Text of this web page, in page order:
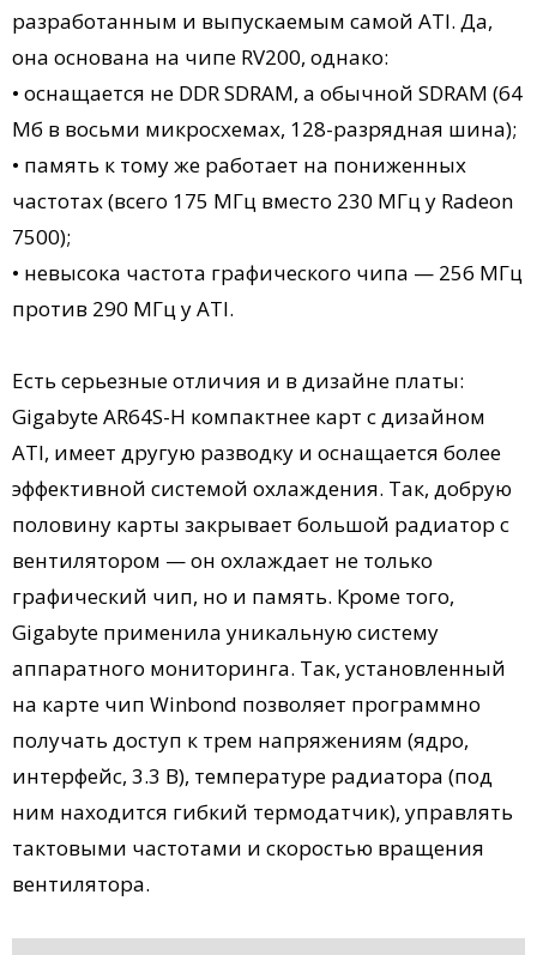
разработанным и выпускаемым самой ATI. Да,
она основана на чипе RV200, однако:
• оснащается не DDR SDRAM, а обычной SDRAM (64
Мб в восьми микросхемах, 128-разрядная шина);
• память к тому же работает на пониженных
частотах (всего 175 МГц вместо 230 МГц у Radeon
7500);
• невысока частота графического чипа — 256 МГц
против 290 МГц у ATI.
Есть серьезные отличия и в дизайне платы:
Gigabyte AR64S-H компактнее карт с дизайном
ATI, имеет другую разводку и оснащается более
эффективной системой охлаждения. Так, добрую
половину карты закрывает большой радиатор с
вентилятором — он охлаждает не только
графический чип, но и память. Кроме того,
Gigabyte применила уникальную систему
аппаратного мониторинга. Так, установленный
на карте чип Winbond позволяет программно
получать доступ к трем напряжениям (ядро,
интерфейс, 3.3 В), температуре радиатора (под
ним находится гибкий термодатчик), управлять
тактовыми частотами и скоростью вращения
вентилятора.